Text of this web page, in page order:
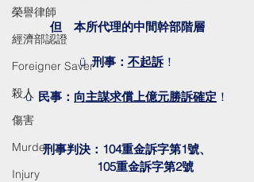
榮譽律師
經濟部認證
Foreigner Saver
殺人
傷害
Murder
Injury
但　本所代理的中間幹部階層
ü 刑事： 不起訴！
ü 民事： 向主謀求償上億元勝訴確定 ！
刑事判決：104重金訴字第1號、
105重金訴字第2號